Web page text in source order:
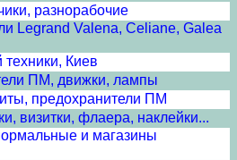
разнорабочие
Legrand Valena, Celiane, Galea
техники, Киев
ПМ, движки, лампы
предохранители ПМ
визитки, флаера, наклейки...
и магазины